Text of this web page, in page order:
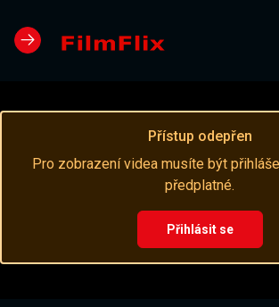
Přístup odepřen
Pro zobrazení videa musíte být
předplatné.
Přihlásit se